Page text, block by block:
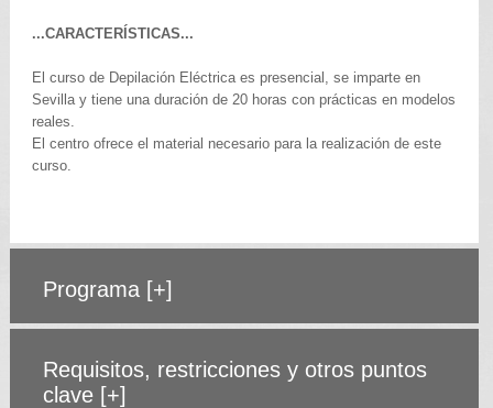
...CARACTERÍSTICAS...
El curso de Depilación Eléctrica es presencial, se imparte en
Sevilla y tiene una duración de 20 horas con prácticas en modelos
reales.
El centro ofrece el material necesario para la realización de este
curso.
Programa [+]
Requisitos, restricciones y otros puntos
clave [+]